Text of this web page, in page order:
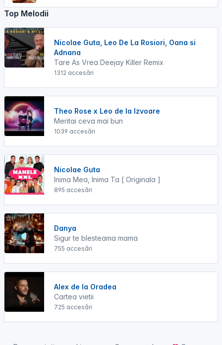
Top Melodii
Nicolae Guta, Leo De La Rosiori, Oana si
Adnana
Tare As Vrea Deejay Killer Remix
1312 accesări
Theo Rose x Leo de la Izvoare
Meritai ceva mai bun
1039 accesări
Nicolae Guta
Inima Mea, Inima Ta [ Originala ]
895 accesări
Danya
Sigur te blesteama mama
755 accesări
Alex de la Oradea
Cartea vietii
725 accesări